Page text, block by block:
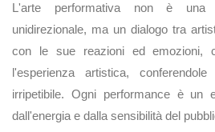
L'arte performativa non è una
unidirezionale, ma un dialogo tra
con le sue reazioni ed emozioni,
l'esperienza artistica,
irripetibile. Ogni performance è un
dall'energia e dalla sensibilità del